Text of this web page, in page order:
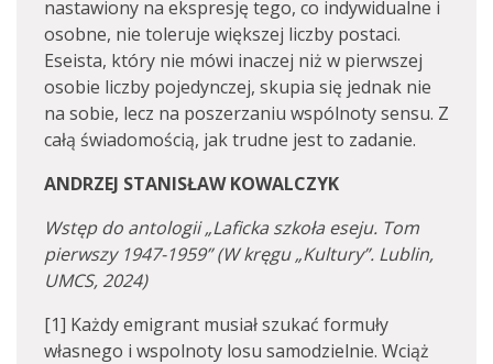
nastawiony na ekspresję tego, co indywidualne i
osobne, nie toleruje większej liczby postaci.
Eseista, który nie mówi inaczej niż w pierwszej
osobie liczby pojedynczej, skupia się jednak nie
na sobie, lecz na poszerzaniu wspólnoty sensu. Z
całą świadomością, jak trudne jest to zadanie.
ANDRZEJ STANISŁAW KOWALCZYK
Wstęp do antologii „Laficka szkoła eseju. Tom
pierwszy 1947-1959” (W kręgu „Kultury”. Lublin,
UMCS, 2024)
[1] Każdy emigrant musiał szukać formuły
własnego i wspolnoty losu samodzielnie. Wciąż